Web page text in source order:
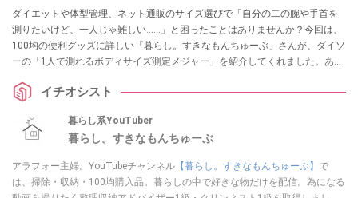
ダイエットや体型管理、ネット通販のサイズ選びで「自分の二の腕や手首を
測りたいけど、一人じゃ難しい……」と困ったことはありませんか？今回は、
100均の便利グッズに詳しい「暮らし。すきなもんちゅーぶ」さんが、ダイソ
ーの「1人で測れるボディサイズ測定メジャー」を紹介してくれました。あり
家に一台レベルの重宝アイテムです！
イチオシスト
暮らし系YouTuber
暮らし。すきなもんちゅーぶ
アラフォー主婦。YouTubeチャンネル 【暮らし。すきなもんちゅーぶ】 で
は、掃除・収納・100均購入品。暮らしの中で好きな物だけを配信。為になる